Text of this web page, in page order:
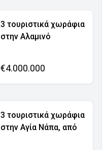
3 τουριστικά χωράφια
στην Αλαμινό
€4.000.000
3 τουριστικά χωράφια
στην Αγία Νάπα, από